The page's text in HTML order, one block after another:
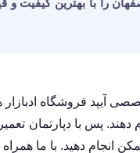
آیپد فروشگاه
دهند. پس با دپارتمان
انجام دهید. با ما همراه